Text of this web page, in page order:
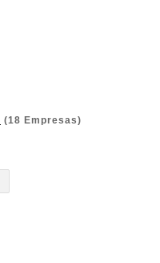
(18 Empresas)